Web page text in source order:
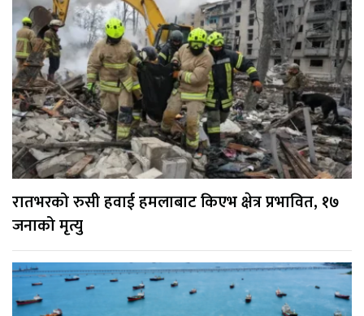
रातभरको रुसी हवाई हमलाबाट किएभ क्षेत्र प्रभावित, १७
जनाको मृत्यु